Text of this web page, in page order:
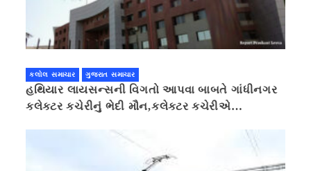
કલોલ સમાચાર ગુજરાત સમાચાર
હથિયાર લાયસન્સની વિગતો આપવા બાબતે ગાંધીનગર
કલેક્ટર કચેરીનું ભેદી મૌન,કલેક્ટર કચેરીએ